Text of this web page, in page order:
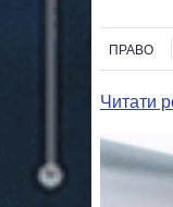
ПРАВО
Читати